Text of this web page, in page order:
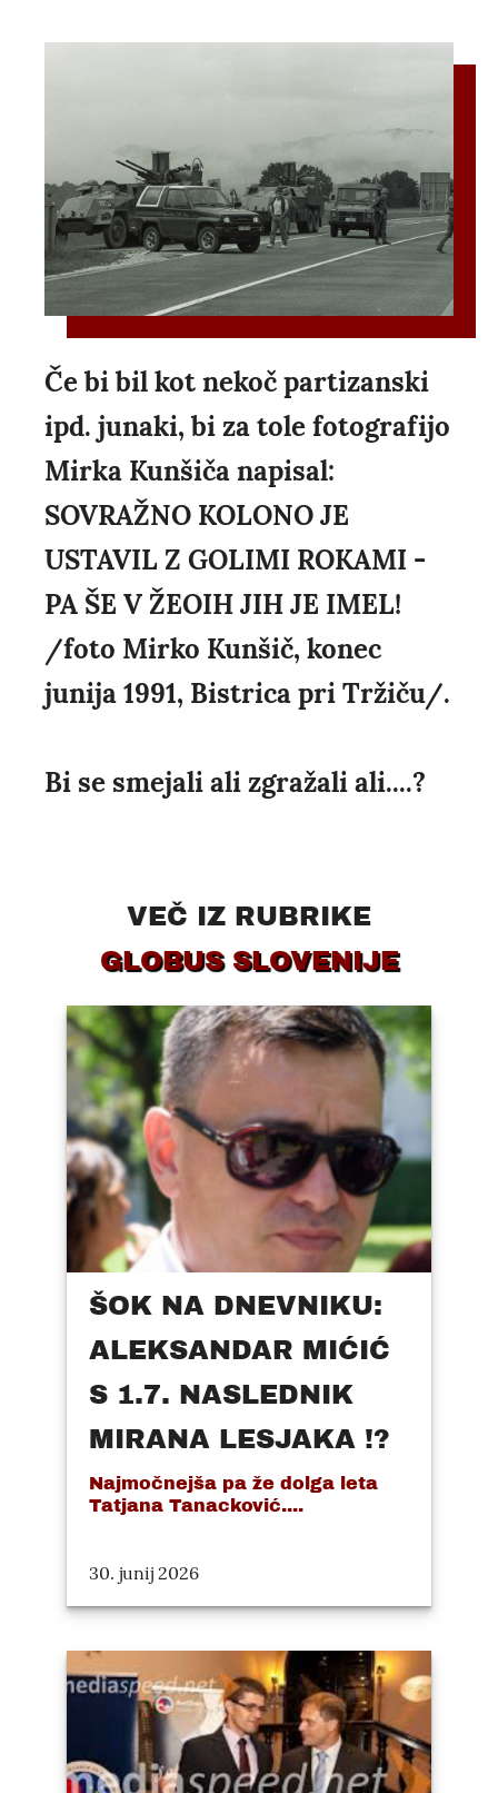
Če bi bil kot nekoč partizanski
ipd. junaki, bi za tole fotografijo
Mirka Kunšiča napisal:
SOVRAŽNO KOLONO JE
USTAVIL Z GOLIMI ROKAMI -
PA ŠE V ŽEOIH JIH JE IMEL!
/foto Mirko Kunšič, konec
junija 1991, Bistrica pri Tržiču/.
Bi se smejali ali zgražali ali....?
VEČ IZ RUBRIKE
GLOBUS SLOVENIJE
ŠOK NA DNEVNIKU:
ALEKSANDAR MIĆIĆ
S 1.7. NASLEDNIK
MIRANA LESJAKA !?
Najmočnejša pa že dolga leta
Tatjana Tanacković....
30. junij 2026